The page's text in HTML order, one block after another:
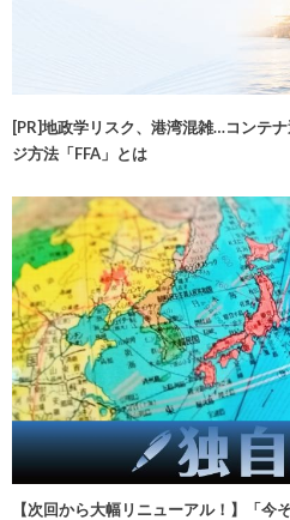
[PR]地政学リスク、港湾混雑…コンテ
ジ方法「FFA」とは
【次回から大幅リニューアル！】「